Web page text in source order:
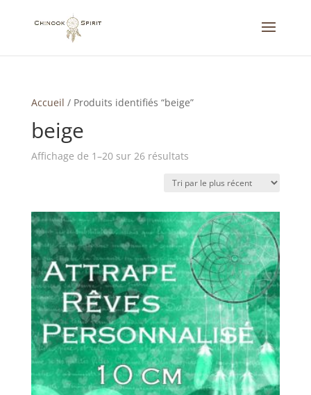
Accueil / Produits identifiés “beige”
beige
Affichage de 1–20 sur 26 résultatsTrié
plus
au
plus
ancien